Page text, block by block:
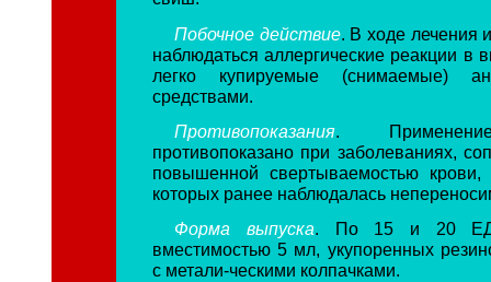
Побочное действие. В ходе лечения
наблюдаться аллергические реакции в
легко купируемые (снимаемые)
средствами.
Противопоказания.
противопоказано при заболеваниях,
повышенной свертываемостью
которых ранее наблюдалась
Форма выпуска. По 15 и 20 ЕД
вместимостью 5 мл, укупоренных
с метали-ческими колпачками.